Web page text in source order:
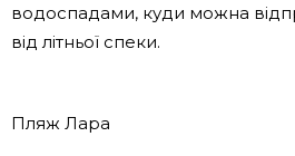
водоспадами, куди можна
від літньої спеки.
Пляж Лара